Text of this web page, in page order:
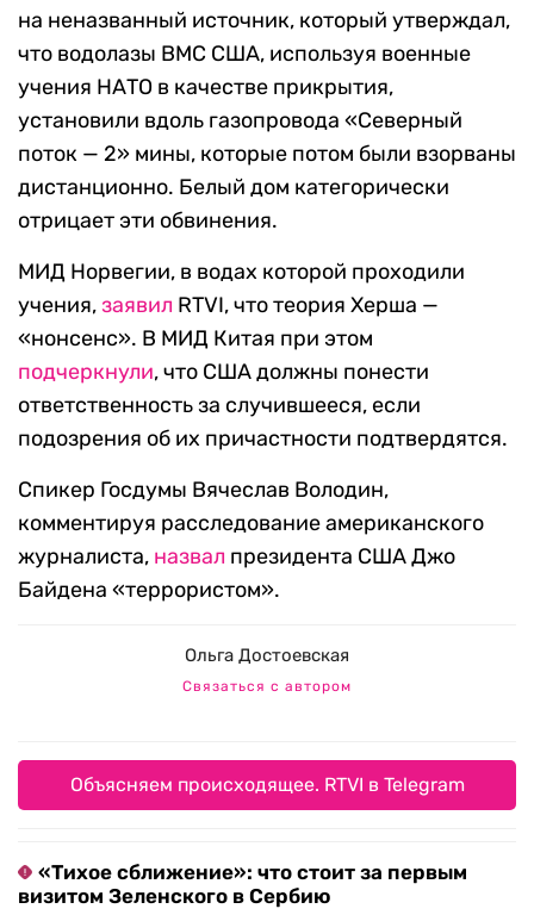
на неназванный источник, который утверждал,
что водолазы ВМС США, используя военные
учения НАТО в качестве прикрытия,
установили вдоль газопровода «Северный
поток — 2» мины, которые потом были взорваны
дистанционно. Белый дом категорически
отрицает эти обвинения.
МИД Норвегии, в водах которой проходили
учения,заявил RTVI, что теория Херша —
«нонсенс». В МИД Китая при этом
подчеркнули, что США должны понести
ответственность за случившееся, если
подозрения об их причастности подтвердятся.
Спикер Госдумы Вячеслав Володин,
комментируя расследование американского
журналиста, назвал президента США Джо
Байдена «террористом».
Ольга Достоевская
Связаться с автором
Объясняем происходящее. RTVI в Telegram
«Тихое сближение»: что стоит за первым
визитом Зеленского в Сербию